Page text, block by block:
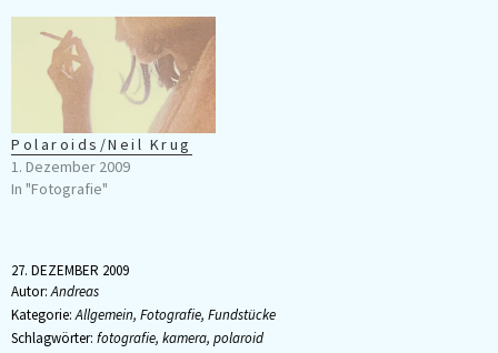
Polaroids/Neil Krug
1. Dezember 2009
In "Fotografie"
27. DEZEMBER 2009
Autor:Andreas
Kategorie:Allgemein, Fotografie, Fundstücke
Schlagwörter: fotografie, kamera, polaroid